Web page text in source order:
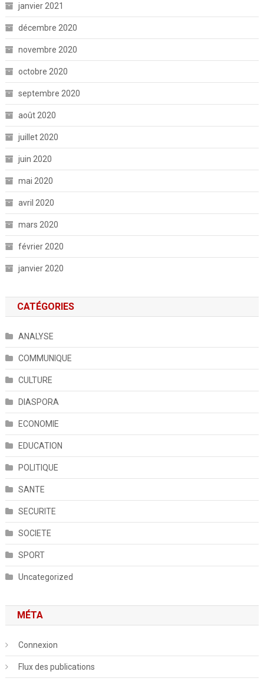
janvier 2021
décembre 2020
novembre 2020
octobre 2020
septembre 2020
août 2020
juillet 2020
juin 2020
mai 2020
avril 2020
mars 2020
février 2020
janvier 2020
CATÉGORIES
ANALYSE
COMMUNIQUE
CULTURE
DIASPORA
ECONOMIE
EDUCATION
POLITIQUE
SANTE
SECURITE
SOCIETE
SPORT
Uncategorized
MÉTA
Connexion
Flux des publications